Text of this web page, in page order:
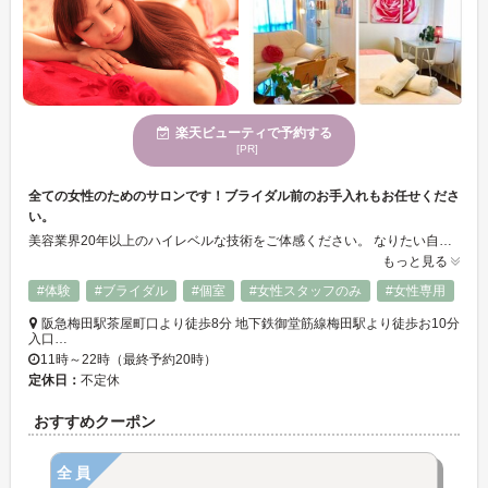
楽天ビューティで予約する
[PR]
全ての女性のためのサロンです！ブライダル前のお手入れもお任せくださ
い。
もっと見る
#体験
#ブライダル #個室 #女性スタッフのみ #女性専用
阪急梅田駅茶屋町口より徒歩8分 地下鉄御堂筋線梅田駅より徒歩お10分
入口…
11時～22時（最終予約20時）
定休日： 不定休
おすすめクーポン
全員